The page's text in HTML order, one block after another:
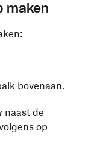
maken
bovenaan.
naast de
op